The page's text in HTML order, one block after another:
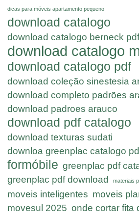
dicas para móveis apartamento pequeno
download catalogo
download catalogo berneck pdf
download catalogo
download catalogo pdf
download coleção sinestesia
download completo padrões
download padroes arauco
download pdf catalogo
download texturas sudati
downloa greenplac catalogo
formóbile greenplac pdf
greenplac pdf download
materiais
moveis inteligentes moveis
movesul 2025 onde cortar fita